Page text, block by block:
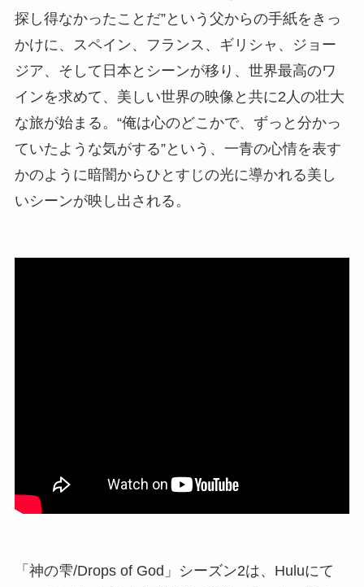
探し得なかったことだ”という父からの手紙をきっ
かけに、スペイン、フランス、ギリシャ、ジョー
ジア、そして日本とシーンが移り、世界最高のワ
インを求めて、美しい世界の映像と共に2人の壮大
な旅が始まる。“俺は心のどこかで、ずっと分かっ
ていたような気がする”という、一青の心情を表す
かのように暗闇からひとすじの光に導かれる美し
いシーンが映し出される。
「神の雫/Drops of God」シーズン2は、Huluにて